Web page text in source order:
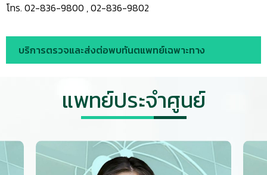
โทร. 02-836-9800 , 02-836-9802
บริการตรวจและส่งต่อพบทันตแพทย์เฉพาะทาง
แพทย์ประจำศูนย์